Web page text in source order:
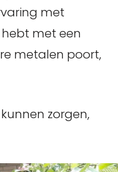
met
met een
metalen poort,
zorgen,